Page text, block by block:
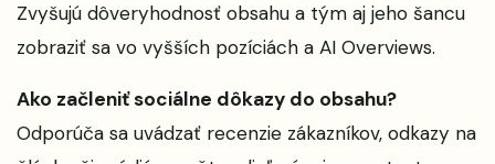
Zvyšujú dôveryhodnosť obsahu a tým aj jeho šancu
zobraziť sa vo vyšších pozíciách a AI Overviews.
Ako začleniť sociálne dôkazy do obsahu?
Odporúča sa uvádzať recenzie zákazníkov, odkazy na